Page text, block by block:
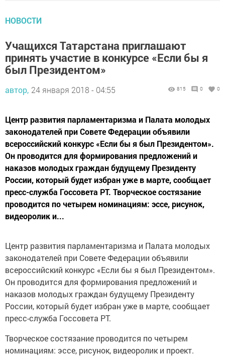
НОВОСТИ
Учащихся Татарстана приглашают
принять участие в конкурсе «Если бы я
был Президентом»
автор, 24 января 2018 - 04:55 815 0 0
Центр развития парламентаризма и Палата молодых
законодателей при Совете Федерации объявили
всероссийский конкурс «Если бы я был Президентом».
Он проводится для формирования предложений и
наказов молодых граждан будущему Президенту
России, который будет избран уже в марте, сообщает
пресс-служба Госсовета РТ. Творческое состязание
проводится по четырем номинациям: эссе, рисунок,
видеоролик и...
Центр развития парламентаризма и Палата молодых
законодателей при Совете Федерации объявили
всероссийский конкурс «Если бы я был Президентом».
Он проводится для формирования предложений и
наказов молодых граждан будущему Президенту
России, который будет избран уже в марте, сообщает
пресс-служба Госсовета РТ.
Творческое состязание проводится по четырем
номинациям: эссе, рисунок, видеоролик и проект.